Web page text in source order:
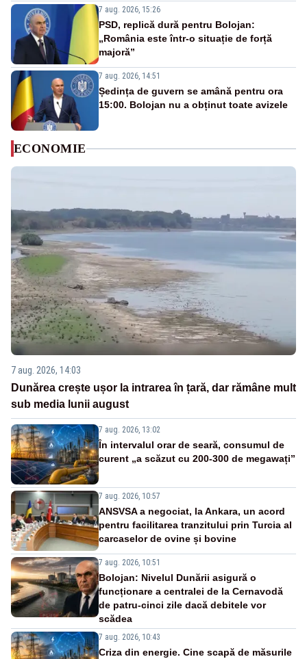
7 aug. 2026, 15:26
PSD, replică dură pentru Bolojan:
„România este într-o situație de forță
majoră”
7 aug. 2026, 14:51
Ședința de guvern se amână pentru ora
15:00. Bolojan nu a obținut toate avizele
ECONOMIE
7 aug. 2026, 14:03
Dunărea crește ușor la intrarea în țară, dar rămâne mult
sub media lunii august
7 aug. 2026, 13:02
În intervalul orar de seară, consumul de
curent „a scăzut cu 200-300 de megawați”
7 aug. 2026, 10:57
ANSVSA a negociat, la Ankara, un acord
pentru facilitarea tranzitului prin Turcia al
carcaselor de ovine și bovine
7 aug. 2026, 10:51
Bolojan: Nivelul Dunării asigură o
funcționare a centralei de la Cernavodă
de patru-cinci zile dacă debitele vor
scădea
7 aug. 2026, 10:43
Criza din energie. Cine scapă de măsurile